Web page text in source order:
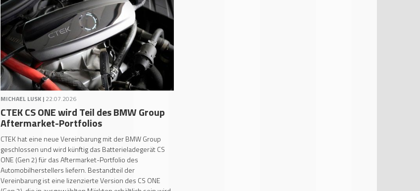
MICHAEL LUSK | 22.07.2026
CTEK CS ONE wird Teil des BMW Group
Aftermarket-Portfolios
CTEK hat eine neue Vereinbarung mit der BMW Group
geschlossen und wird künftig das Batterieladegerät CS
ONE (Gen 2) für das Aftermarket-Portfolio des
Automobilherstellers liefern. Bestandteil der
Vereinbarung ist eine lizenzierte Version des CS ONE